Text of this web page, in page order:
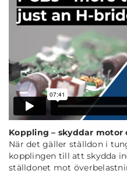
Koppling – skyddar motor
När det gäller ställdon i
kopplingen till att skydda
ställdonet mot